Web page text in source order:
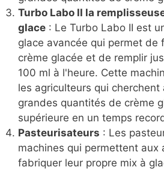
Turbo Labo II la
glace : Le Turbo Labo II est
glace avancée qui permet de
crème glacée et de remplir
100 ml à l'heure. Cette
les agriculteurs qui cherchent
grandes quantités de crème
supérieure en un temps
Pasteurisateurs : Les
machines qui permettent aux
fabriquer leur propre mix à